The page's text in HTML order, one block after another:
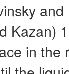
Kazan)
in